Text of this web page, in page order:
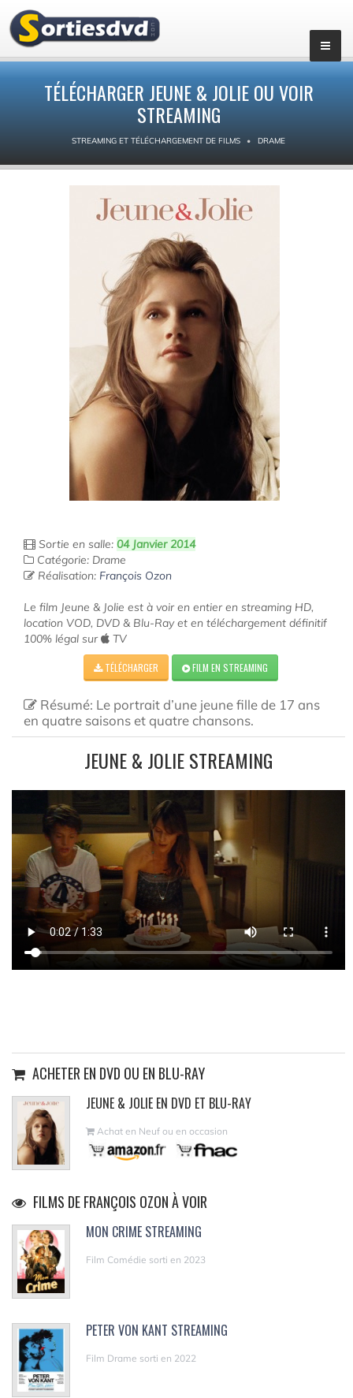
TÉLÉCHARGER JEUNE & JOLIE OU VOIR
STREAMING
STREAMING ET TÉLÉCHARGEMENT DE FILMS DRAME
Sortie en salle: 04 Janvier 2014
Catégorie: Drame
Réalisation: François Ozon
Le film Jeune & Jolie est à voir en entier en streaming HD,
location VOD, DVD & Blu-Ray et en téléchargement définitif
100% légal sur
TV
TÉLÉCHARGER FILM EN STREAMING
Résumé: Le portrait d’une jeune fille de 17 ans
en quatre saisons et quatre chansons.
JEUNE & JOLIE STREAMING
ACHETER EN DVD OU EN BLU-RAY
JEUNE & JOLIE EN DVD ET BLU-RAY
Achat en Neuf ou en occasion
FILMS DE FRANÇOIS OZON À VOIR
MON CRIME STREAMING
Film Comédie sorti en 2023
PETER VON KANT STREAMING
Film Drame sorti en 2022